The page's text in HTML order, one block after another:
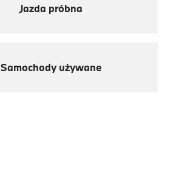
Jazda próbna
Samochody używane